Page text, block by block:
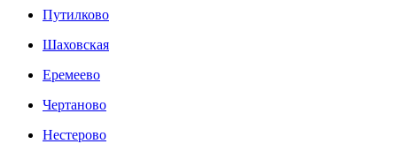
Путилково
Шаховская
Еремеево
Чертаново
Нестерово